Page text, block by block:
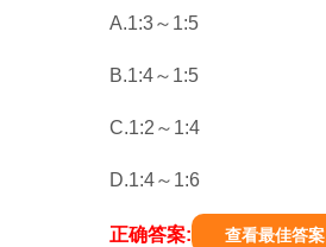
A.1:3～1:5
B.1:4～1:5
C.1:2～1:4
D.1:4～1:6
正确答案: 查看最佳答案